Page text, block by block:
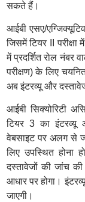
सकते हैं।
आईबी एसए/
जिसमें टियर II परीक्षा
में प्रदर्शित रोल नंबर
परीक्षण) के लिए
अब इंटरव्यू और
आईबी सिक्योरिटी
टियर 3 का इंटरव्यू
वेबसाइट पर अलग से
लिए उपस्थित होना
दस्तावेजों की जांच
आधार पर होगा।
जाएगी।